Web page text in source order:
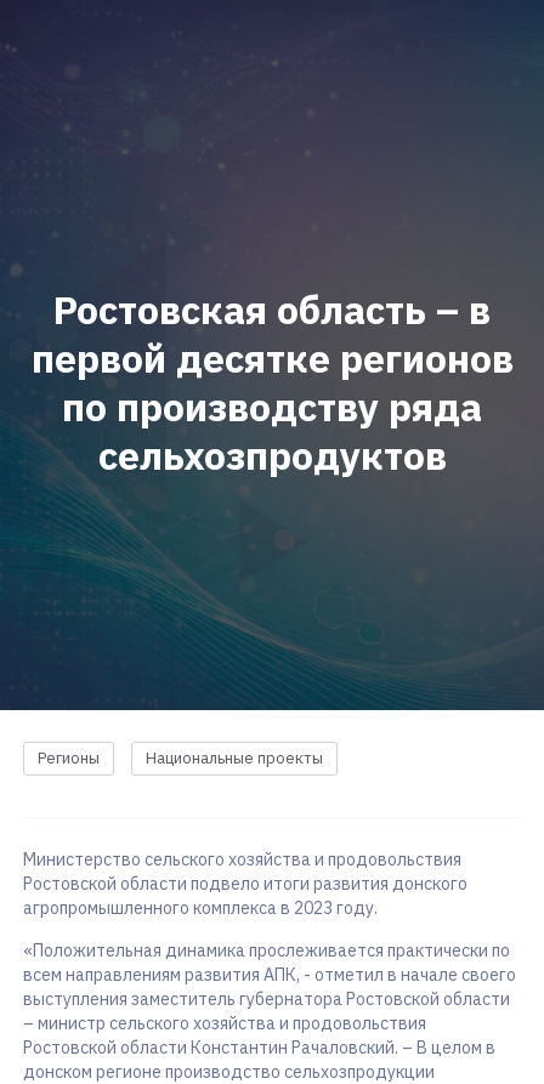
Ростовская область – в
первой десятке регионов
по производству ряда
сельхозпродуктов
Регионы Национальные проекты
Министерство сельского хозяйства и продовольствия
Ростовской области подвело итоги развития донского
агропромышленного комплекса в 2023 году.
«Положительная динамика прослеживается практически по
всем направлениям развития АПК, - отметил в начале своего
выступления заместитель губернатора Ростовской области
– министр сельского хозяйства и продовольствия
Ростовской области Константин Рачаловский. – В целом в
донском регионе производство сельхозпродукции